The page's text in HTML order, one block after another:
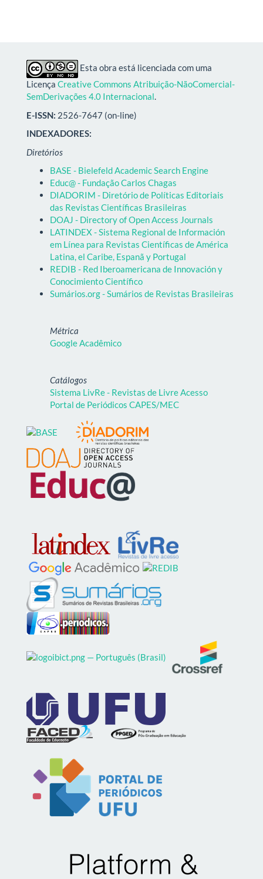
Esta obra está licenciada com uma
Licença Creative Commons Atribuição-NãoComercial-
SemDerivações 4.0 Internacional.
E-ISSN: 2526-7647 (on-line)
INDEXADORES:
Diretórios
BASE - Bielefeld Academic Search Engine
Educ@ - Fundação Carlos Chagas
DIADORIM - Diretório de Políticas Editoriais
das Revistas Científicas Brasileiras
DOAJ - Directory of Open Access Journals
LATINDEX - Sistema Regional de Información
em Línea para Revistas Científicas de América
Latina, el Caribe, Espanã y Portugal
REDIB - Red Iberoamericana de Innovación y
Conocimiento Científico
Sumários.org - Sumários de Revistas Brasileiras
Métrica
Google Acadêmico
Catálogos
Sistema LivRe - Revistas de Livre Acesso
Portal de Periódicos CAPES/MEC